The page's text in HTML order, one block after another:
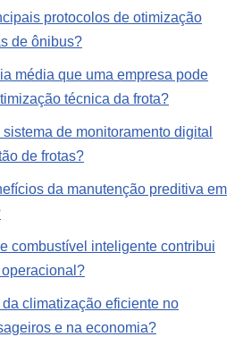
protocolos de otimização
de ônibus?
média que uma empresa pode
técnica da frota?
de monitoramento digital
de frotas?
da manutenção preditiva em
combustível inteligente contribui
climatização eficiente no
e na economia?